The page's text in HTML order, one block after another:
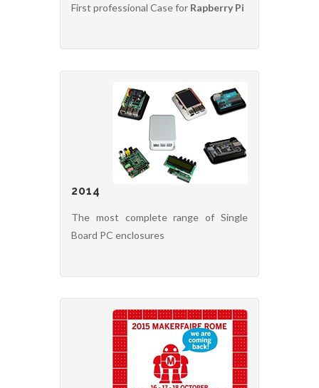
First professional Case for Rapberry Pi
2014
The most complete range of Single
Board PC enclosures